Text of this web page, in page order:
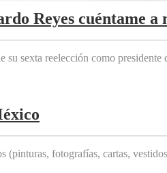
Reyes cuéntame
sexta reelección como
(pinturas, fotografías, cartas,